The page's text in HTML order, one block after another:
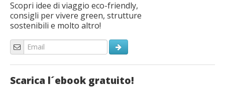
Scopri idee di viaggio eco-friendly,
consigli per vivere green, strutture
sostenibili e molto altro!
Scarica l´ebook gratuito!